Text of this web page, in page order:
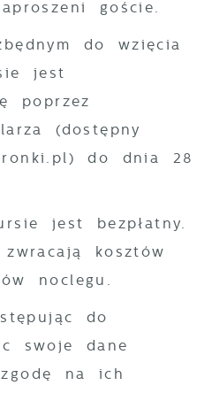
goście.
do wzięcia
jest
poprzez
(dostępny
do dnia 28
jest bezpłatny.
kosztów
noclegu.
do
swoje dane
na ich